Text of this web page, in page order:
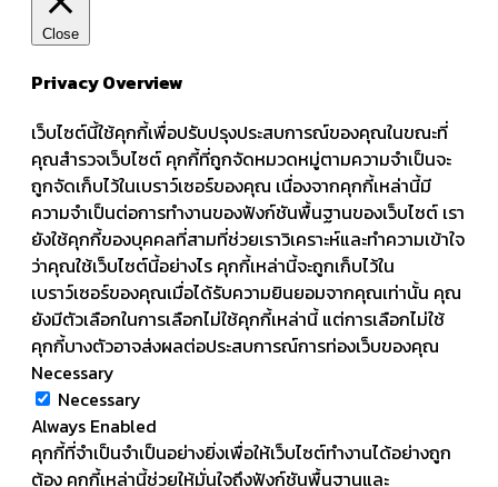
Close
Privacy Overview
เว็บไซต์นี้ใช้คุกกี้เพื่อปรับปรุงประสบการณ์ของคุณในขณะที่
คุณสำรวจเว็บไซต์ คุกกี้ที่ถูกจัดหมวดหมู่ตามความจำเป็นจะ
ถูกจัดเก็บไว้ในเบราว์เซอร์ของคุณ เนื่องจากคุกกี้เหล่านี้มี
ความจำเป็นต่อการทำงานของฟังก์ชันพื้นฐานของเว็บไซต์ เรา
ยังใช้คุกกี้ของบุคคลที่สามที่ช่วยเราวิเคราะห์และทำความเข้าใจ
ว่าคุณใช้เว็บไซต์นี้อย่างไร คุกกี้เหล่านี้จะถูกเก็บไว้ใน
เบราว์เซอร์ของคุณเมื่อได้รับความยินยอมจากคุณเท่านั้น คุณ
ยังมีตัวเลือกในการเลือกไม่ใช้คุกกี้เหล่านี้ แต่การเลือกไม่ใช้
คุกกี้บางตัวอาจส่งผลต่อประสบการณ์การท่องเว็บของคุณ
Necessary
Necessary
Always Enabled
คุกกี้ที่จำเป็นจำเป็นอย่างยิ่งเพื่อให้เว็บไซต์ทำงานได้อย่างถูก
ต้อง คุกกี้เหล่านี้ช่วยให้มั่นใจถึงฟังก์ชันพื้นฐานและ